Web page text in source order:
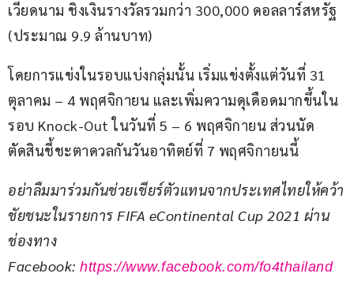
เวียดนาม ชิงเงินรางวัลรวมกว่า 300,000 ดอลลาร์สหรัฐ
(ประมาณ 9.9 ล้านบาท)
โดยการแข่งในรอบแบ่งกลุ่มนั้น เริ่มแข่งตั้งแต่วันที่ 31
ตุลาคม – 4 พฤศจิกายน และเพิ่มความดุเดือดมากขึ้นใน
รอบ Knock-Out ในวันที่ 5 – 6 พฤศจิกายน ส่วนนัด
ตัดสินชี้ชะตาดวลกันวันอาทิตย์ที่ 7 พฤศจิกายนนี้
อย่าลืมมาร่วมกันช่วยเชียร์ตัวแทนจากประเทศไทยให้คว้า
ชัยชนะในรายการ FIFA eContinental Cup 2021 ผ่าน
ช่องทาง
Facebook: https://www.facebook.com/fo4thailand